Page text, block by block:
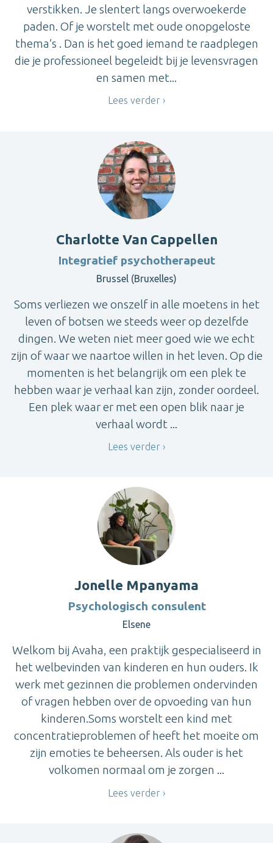
verstikken. Je slentert langs overwoekerde
paden. Of je worstelt met oude onopgeloste
thema’s . Dan is het goed iemand te raadplegen
die je professioneel begeleidt bij je levensvragen
en samen met...
Lees verder
Charlotte Van Cappellen
Integratief psychotherapeut
Brussel (Bruxelles)
Soms verliezen we onszelf in alle moetens in het
leven of botsen we steeds weer op dezelfde
dingen. We weten niet meer goed wie we echt
zijn of waar we naartoe willen in het leven. Op die
momenten is het belangrijk om een plek te
hebben waar je verhaal kan zijn, zonder oordeel.
Een plek waar er met een open blik naar je
verhaal wordt ...
Lees verder
Jonelle Mpanyama
Psychologisch consulent
Elsene
Welkom bij Avaha, een praktijk gespecialiseerd in
het welbevinden van kinderen en hun ouders. Ik
werk met gezinnen die problemen ondervinden
of vragen hebben over de opvoeding van hun
kinderen.Soms worstelt een kind met
concentratieproblemen of heeft het moeite om
zijn emoties te beheersen. Als ouder is het
volkomen normaal om je zorgen ...
Lees verder